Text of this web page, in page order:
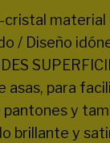
cristal
/ Diseño
asas, para
y
brillante y